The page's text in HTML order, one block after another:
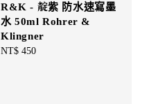
R&K - 靛紫 防水速寫墨
水 50ml Rohrer &
Klingner
Regular
NT$ 450